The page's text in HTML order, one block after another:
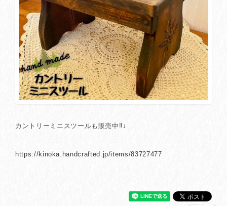
カントリーミニスツールも販売中‼↓
https://kinoka.handcrafted.jp/items/83727477